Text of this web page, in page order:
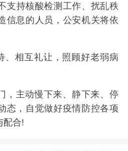
支持核酸检测工作、扰乱秩
信息的人员，公安机关将依
、相互礼让，照顾好老弱病
，主动慢下来、静下来、停
态，自觉做好疫情防控各项
配合!